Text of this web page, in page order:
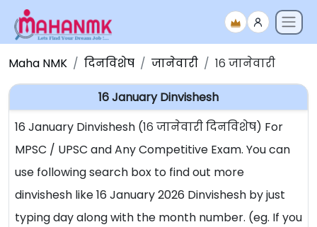
Maha NMK दिनविशेष जानेवारी १६ जानेवारी
16 January Dinvishesh
16 January Dinvishesh (१६ जानेवारी दिनविशेष) For
MPSC / UPSC and Any Competitive Exam. You can
use following search box to find out more
dinvishesh like 16 January 2026 Dinvishesh by just
typing day along with the month number. (eg. If you